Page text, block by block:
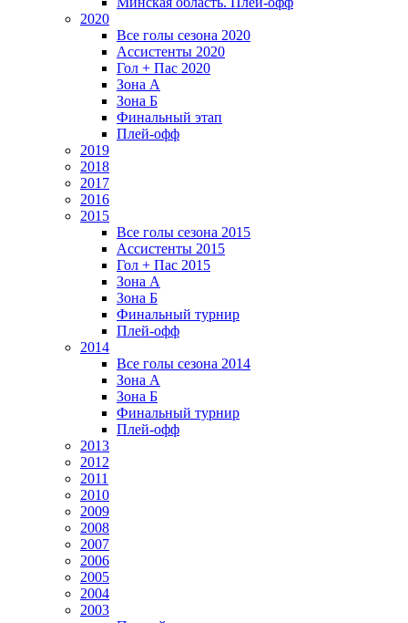
2020
Все голы сезона 2020
Ассистенты 2020
Гол + Пас 2020
Зона А
Зона Б
Финальный этап
Плей-офф
2019
2018
2017
2016
2015
Все голы сезона 2015
Ассистенты 2015
Гол + Пас 2015
Зона А
Зона Б
Финальный турнир
Плей-офф
2014
Все голы сезона 2014
Зона А
Зона Б
Финальный турнир
Плей-офф
2013
2012
2011
2010
2009
2008
2007
2006
2005
2004
2003